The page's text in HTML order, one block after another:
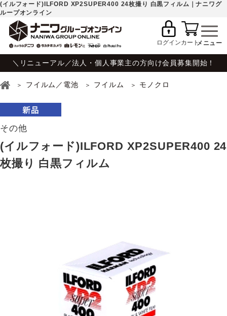
(イルフォード)ILFORD XP2SUPER400 24枚撮り 白黒フィルム｜ナニワグ
ループオンライン
ログインカート
＼リニューアル／法人・個人事業主の方向け会員募集開始！
フイルム／電池 フイルム モノクロ
その他
(イルフォード)ILFORD XP2SUPER400 24
枚撮り 白黒フィルム